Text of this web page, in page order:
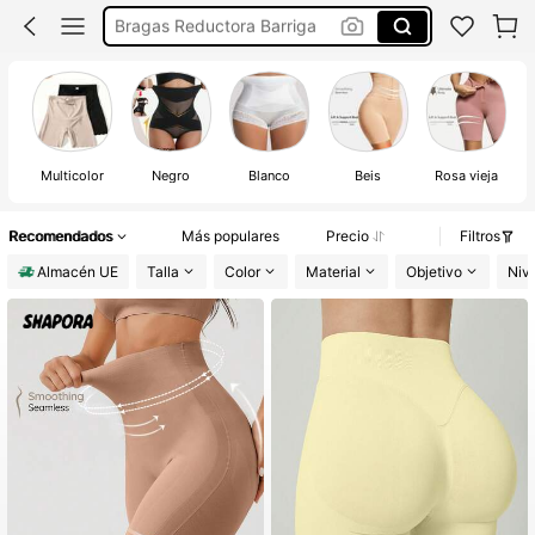
Braga Faja Reductora Barriga
Fajas Reductoras De Mujer
Multicolor Negro Blanco Beis Rosa vieja
Recomendados Más populares Precio
Filtros
Almacén UE
Talla Color Material Objetivo